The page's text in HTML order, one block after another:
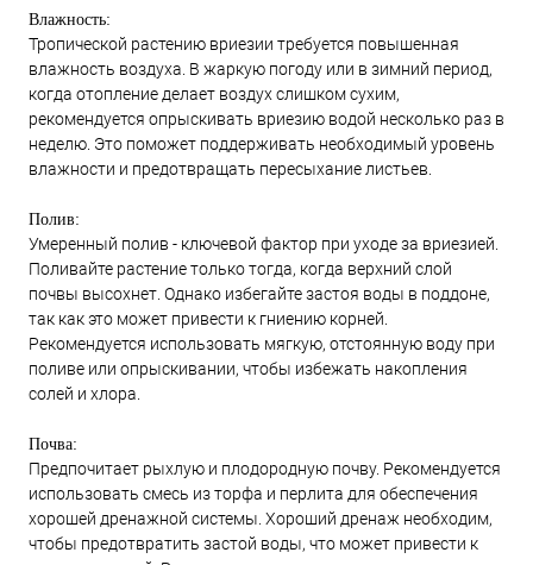
Влажность:
Тропической растению вриезии требуется повышенная
влажность воздуха. В жаркую погоду или в зимний период,
когда отопление делает воздух слишком сухим,
рекомендуется опрыскивать вриезию водой несколько раз в
неделю. Это поможет поддерживать необходимый уровень
влажности и предотвращать пересыхание листьев.
Полив:
Умеренный полив - ключевой фактор при уходе за вриезией.
Поливайте растение только тогда, когда верхний слой
почвы высохнет. Однако избегайте застоя воды в поддоне,
так как это может привести к гниению корней.
Рекомендуется использовать мягкую, отстоянную воду при
поливе или опрыскивании, чтобы избежать накопления
солей и хлора.
Почва:
Предпочитает рыхлую и плодородную почву. Рекомендуется
использовать смесь из торфа и перлита для обеспечения
хорошей дренажной системы. Хороший дренаж необходим,
чтобы предотвратить застой воды, что может привести к